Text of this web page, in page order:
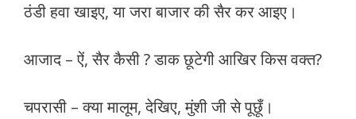
ठंडी हवा खाइए, या जरा बाजार की सैर कर आइए।
आजाद – ऐं, सैर कैसी ? डाक छूटेगी आखिर किस वक्त?
चपरासी – क्या मालूम, देखिए, मुंशी जी से पूछूँ।